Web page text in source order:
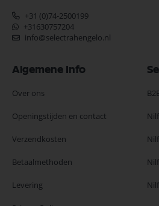
+31 (0)74-2500199
+31630757204
info@selectrahengelo.nl
Algemene Info
Over ons
Openingstijden en contact
Verzendkosten
Betaalmethoden
Levering